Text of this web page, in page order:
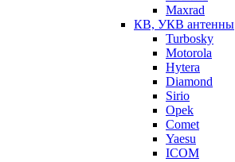
Maxrad
КВ, УКВ антенны
Turbosky
Motorola
Hytera
Diamond
Sirio
Opek
Comet
Yaesu
ICOM